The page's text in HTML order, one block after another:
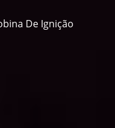
De Ignição